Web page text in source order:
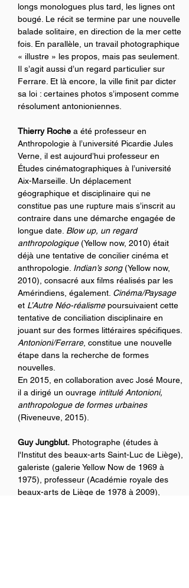
longs monologues plus tard, les lignes ont
bougé. Le récit se termine par une nouvelle
balade solitaire, en direction de la mer cette
fois. En parallèle, un travail photographique
« illustre » les propos, mais pas seulement.
Il s’agit aussi d’un regard particulier sur
Ferrare. Et là encore, la ville finit par dicter
sa loi : certaines photos s’imposent comme
résolument antonioniennes.
Thierry Roche a été professeur en
Anthropologie à l’université Picardie Jules
Verne, il est aujourd’hui professeur en
Études cinématographiques à l’université
Aix-Marseille. Un déplacement
géographique et disciplinaire qui ne
constitue pas une rupture mais s’inscrit au
contraire dans une démarche engagée de
longue date. Blow up, un regard
anthropologique (Yellow now, 2010) était
déjà une tentative de concilier cinéma et
anthropologie. Indian’s song (Yellow now,
2010), consacré aux films réalisés par les
Amérindiens, également. Cinéma/Paysage
et L’Autre Néo-réalisme poursuivaient cette
tentative de conciliation disciplinaire en
jouant sur des formes littéraires spécifiques.
Antonioni/Ferrare, constitue une nouvelle
étape dans la recherche de formes
nouvelles.
En 2015, en collaboration avec José Moure,
il a dirigé un ouvrage intitulé Antonioni,
anthropologue de formes urbaines
(Riveneuve, 2015).
Guy Jungblut. Photographe (études à
l'Institut des beaux-arts Saint-Luc de Liège),
galeriste (galerie Yellow Now de 1969 à
1975), professeur (Académie royale des
beaux-arts de Liège de 1978 à 2009),